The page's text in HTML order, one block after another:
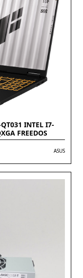
QT031 INTEL I7-
FREEDOS
ASUS